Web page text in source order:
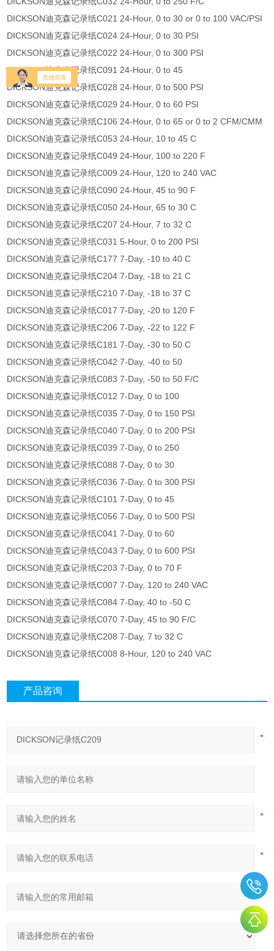
DICKSON迪克森记录纸C021 24-Hour, 0 to 30 or 0 to 100 VAC/PSI
DICKSON迪克森记录纸C024 24-Hour, 0 to 30 PSI
DICKSON迪克森记录纸C022 24-Hour, 0 to 300 PSI
DICKSON迪克森记录纸C091 24-Hour, 0 to 45
DICKSON迪克森记录纸C028 24-Hour, 0 to 500 PSI
DICKSON迪克森记录纸C029 24-Hour, 0 to 60 PSI
DICKSON迪克森记录纸C106 24-Hour, 0 to 65 or 0 to 2 CFM/CMM
DICKSON迪克森记录纸C053 24-Hour, 10 to 45 C
DICKSON迪克森记录纸C049 24-Hour, 100 to 220 F
DICKSON迪克森记录纸C009 24-Hour, 120 to 240 VAC
DICKSON迪克森记录纸C090 24-Hour, 45 to 90 F
DICKSON迪克森记录纸C050 24-Hour, 65 to 30 C
DICKSON迪克森记录纸C207 24-Hour, 7 to 32 C
DICKSON迪克森记录纸C031 5-Hour, 0 to 200 PSI
DICKSON迪克森记录纸C177 7-Day, -10 to 40 C
DICKSON迪克森记录纸C204 7-Day, -18 to 21 C
DICKSON迪克森记录纸C210 7-Day, -18 to 37 C
DICKSON迪克森记录纸C017 7-Day, -20 to 120 F
DICKSON迪克森记录纸C206 7-Day, -22 to 122 F
DICKSON迪克森记录纸C181 7-Day, -30 to 50 C
DICKSON迪克森记录纸C042 7-Day, -40 to 50
DICKSON迪克森记录纸C083 7-Day, -50 to 50 F/C
DICKSON迪克森记录纸C012 7-Day, 0 to 100
DICKSON迪克森记录纸C035 7-Day, 0 to 150 PSI
DICKSON迪克森记录纸C040 7-Day, 0 to 200 PSI
DICKSON迪克森记录纸C039 7-Day, 0 to 250
DICKSON迪克森记录纸C088 7-Day, 0 to 30
DICKSON迪克森记录纸C036 7-Day, 0 to 300 PSI
DICKSON迪克森记录纸C101 7-Day, 0 to 45
DICKSON迪克森记录纸C056 7-Day, 0 to 500 PSI
DICKSON迪克森记录纸C041 7-Day, 0 to 60
DICKSON迪克森记录纸C043 7-Day, 0 to 600 PSI
DICKSON迪克森记录纸C203 7-Day, 0 to 70 F
DICKSON迪克森记录纸C007 7-Day, 120 to 240 VAC
DICKSON迪克森记录纸C084 7-Day, 40 to -50 C
DICKSON迪克森记录纸C070 7-Day, 45 to 90 F/C
DICKSON迪克森记录纸C208 7-Day, 7 to 32 C
DICKSON迪克森记录纸C008 8-Hour, 120 to 240 VAC
产品咨询